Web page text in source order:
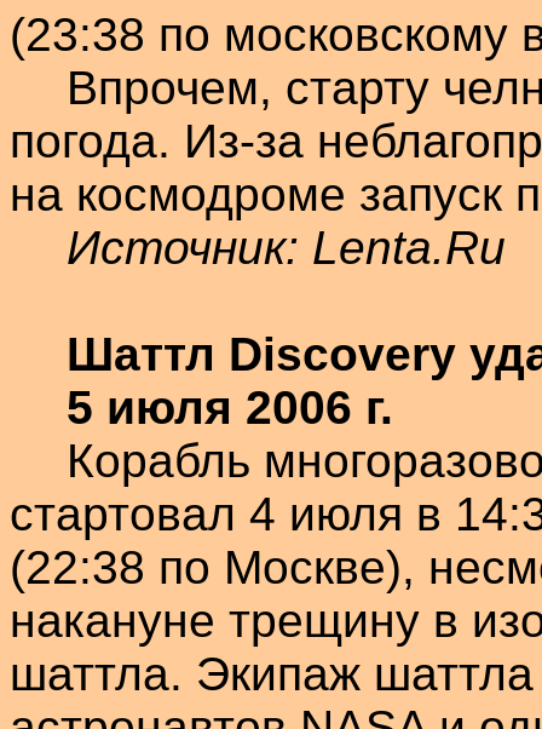
(23:38 по московскому
Впрочем, старту
погода. Из-за
на космодроме запуск
Источник: Lenta.Ru
Шаттл Discovery
5 июля 2006 г.
Корабль
стартовал 4 июля в
(22:38 по Москве),
накануне трещину в
шаттла. Экипаж шаттла